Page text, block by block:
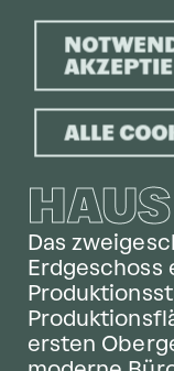
Das
Erdgeschoss
ersten
ALLE